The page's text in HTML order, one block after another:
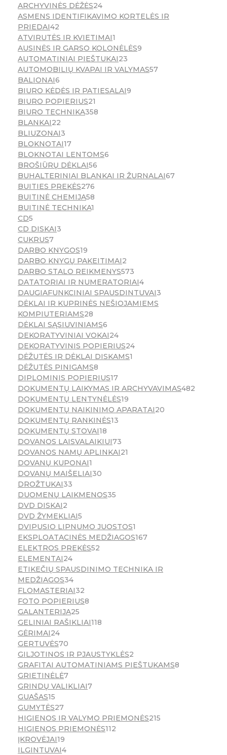
ARCHYVINĖS DĖŽĖS24
ASMENS IDENTIFIKAVIMO KORTELĖS IR
PRIEDAI42
ATVIRUTĖS IR KVIETIMAI1
AUSINĖS IR GARSO KOLONĖLĖS9
AUTOMATINIAI PIEŠTUKAI23
AUTOMOBILIŲ KVAPAI IR VALYMAS57
BALIONAI6
BIURO KĖDĖS IR PATIESALAI9
BIURO POPIERIUS21
BIURO TECHNIKA358
BLANKAI22
BLIUZONAI3
BLOKNOTAI17
BLOKNOTAI LENTOMS6
BROŠIŪRŲ DĖKLAI56
BUHALTERINIAI BLANKAI IR ŽURNALAI67
BUITIES PREKĖS276
BUITINĖ CHEMIJA58
BUITINĖ TECHNIKA1
CD5
CD DISKAI3
CUKRUS7
DARBO KNYGOS19
DARBO KNYGŲ PAKEITIMAI2
DARBO STALO REIKMENYS573
DATATORIAI IR NUMERATORIAI4
DAUGIAFUNKCINIAI SPAUSDINTUVAI3
DĖKLAI IR KUPRINĖS NEŠIOJAMIEMS
KOMPIUTERIAMS28
DĖKLAI SĄSIUVINIAMS6
DEKORATYVINIAI VOKAI24
DEKORATYVINIS POPIERIUS24
DĖŽUTĖS IR DĖKLAI DISKAMS1
DĖŽUTĖS PINIGAMS8
DIPLOMINIS POPIERIUS17
DOKUMENTŲ LAIKYMAS IR ARCHYVAVIMAS482
DOKUMENTŲ LENTYNĖLĖS19
DOKUMENTŲ NAIKINIMO APARATAI20
DOKUMENTŲ RANKINĖS13
DOKUMENTŲ STOVAI18
DOVANOS LAISVALAIKIUI73
DOVANOS NAMŲ APLINKAI21
DOVANŲ KUPONAI1
DOVANŲ MAIŠELIAI30
DROŽTUKAI33
DUOMENŲ LAIKMENOS35
DVD DISKAI2
DVD ŽYMEKLIAI5
DVIPUSIO LIPNUMO JUOSTOS1
EKSPLOATACINĖS MEDŽIAGOS167
ELEKTROS PREKĖS52
ELEMENTAI24
ETIKEČIŲ SPAUSDINIMO TECHNIKA IR
MEDŽIAGOS34
FLOMASTERIAI32
FOTO POPIERIUS8
GALANTERIJA25
GELINIAI RAŠIKLIAI118
GĖRIMAI24
GERTUVĖS70
GILJOTINOS IR PJAUSTYKLĖS2
GRAFITAI AUTOMATINIAMS PIEŠTUKAMS8
GRIETINĖLĖ7
GRINDŲ VALIKLIAI7
GUAŠAS15
GUMYTĖS27
HIGIENOS IR VALYMO PRIEMONĖS215
HIGIENOS PRIEMONĖS112
ĮKROVĖJAI19
ILGINTUVAI4